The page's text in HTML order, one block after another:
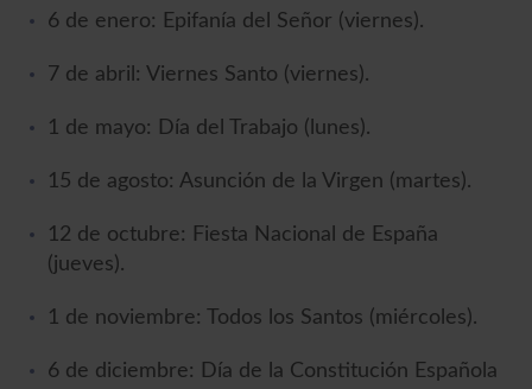
6 de enero: Epifanía del Señor (viernes).
7 de abril: Viernes Santo (viernes).
1 de mayo: Día del Trabajo (lunes).
15 de agosto: Asunción de la Virgen (martes).
12 de octubre: Fiesta Nacional de España
(jueves).
1 de noviembre: Todos los Santos (miércoles).
6 de diciembre: Día de la Constitución Española